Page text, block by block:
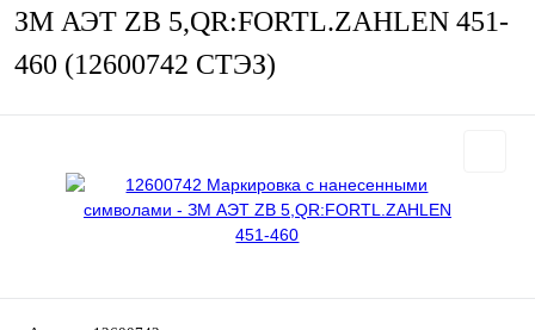
ЗМ АЭТ ZB 5,QR:FORTL.ZAHLEN 451-
460 (12600742 СТЭЗ)